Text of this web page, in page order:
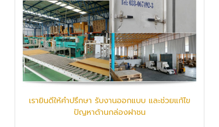
เรายินดีให้คำปรึกษา รับงานออกแบบ และช่วยแก้ไข
ปัญหาด้านกล่องฝาชน